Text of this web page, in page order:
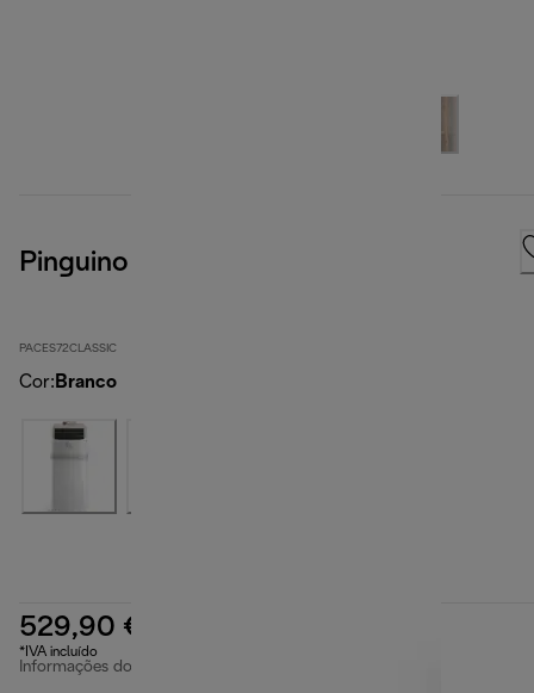
Pinguino Compacto
PACES72CLASSIC
Cor: Branco
529,90 €
*IVA incluído
Informações do produto